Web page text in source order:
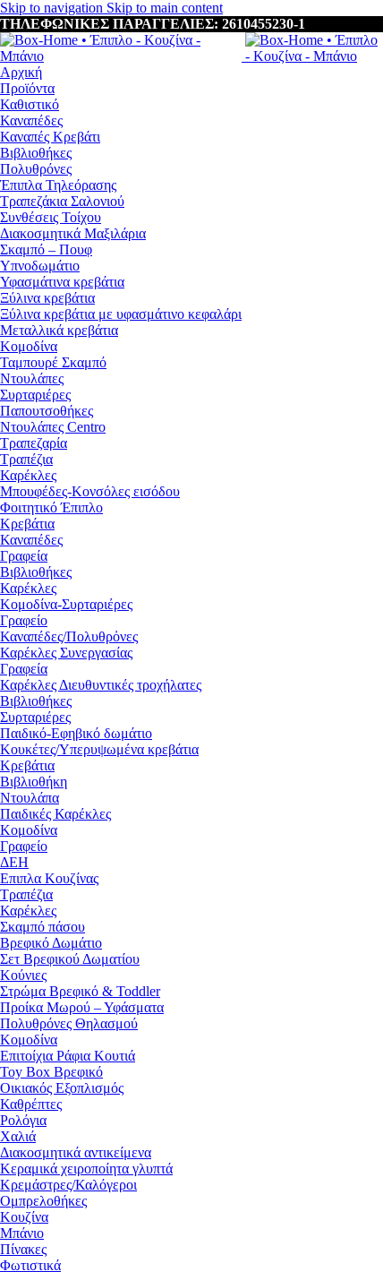
Skip to navigation Skip to main content
ΤΗΛΕΦΩΝΙΚΕΣ ΠΑΡΑΓΓΕΛΙΕΣ: 2610455230-1
Αρχική
Προϊόντα
Καθιστικό
Καναπέδες
Καναπές Κρεβάτι
Βιβλιοθήκες
Πολυθρόνες
Έπιπλα Τηλεόρασης
Τραπεζάκια Σαλονιού
Συνθέσεις Τοίχου
Διακοσμητικά Μαξιλάρια
Σκαμπό – Πουφ
Υπνοδωμάτιο
Υφασμάτινα κρεβάτια
Ξύλινα κρεβάτια
Ξύλινα κρεβάτια με υφασμάτινο κεφαλάρι
Mεταλλικά κρεβάτια
Κομοδίνα
Ταμπουρέ Σκαμπό
Ντουλάπες
Συρταριέρες
Παπουτσοθήκες
Ντουλάπες Centro
Τραπεζαρία
Τραπέζια
Καρέκλες
Μπουφέδες-Κονσόλες εισόδου
Φοιτητικό Έπιπλο
Κρεβάτια
Καναπέδες
Γραφεία
Βιβλιοθήκες
Καρέκλες
Κομοδίνα-Συρταριέρες
Γραφείο
Καναπέδες/Πολυθρὀνες
Καρέκλες Συνεργασίας
Γραφεία
Καρέκλες Διευθυντικές τροχήλατες
Βιβλιοθήκες
Συρταριέρες
Παιδικό-Εφηβικό δωμάτιο
Κουκέτες/Υπερυψωμένα κρεβάτια
Κρεβάτια
Βιβλιοθήκη
Ντουλάπα
Παιδικές Καρέκλες
Κομοδίνα
Γραφείο
ΔΕΗ
Επιπλα Κουζίνας
Τραπέζια
Καρέκλες
Σκαμπό πάσου
Βρεφικό Δωμάτιο
Σετ Βρεφικού Δωματίου
Κούνιες
Στρώμα Βρεφικό & Toddler
Προίκα Μωρού – Υφάσματα
Πολυθρόνες Θηλασμού
Κομοδίνα
Επιτοίχια Ράφια Κουτιά
Toy Box Βρεφικό
Οικιακός Εξοπλισμός
Καθρέπτες
Ρολόγια
Χαλιά
Διακοσμητικά αντικείμενα
Κεραμικά χειροποίητα γλυπτά
Κρεμάστρες/Καλόγεροι
Ομπρελοθήκες
Κουζίνα
Μπάνιο
Πίνακες
Φωτιστικά